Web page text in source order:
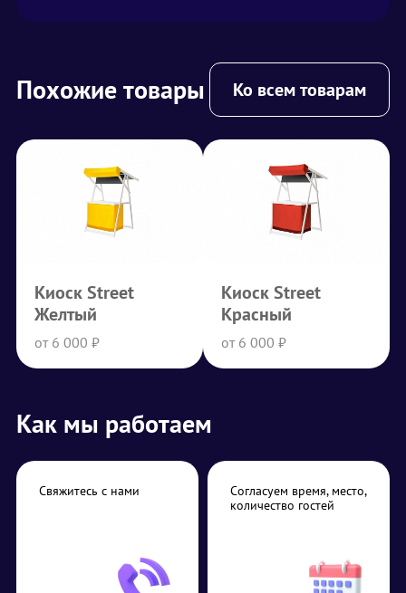
Похожие товары Ко всем товарам
Киоск Street
Желтый
от 6 000 ₽
Киоск Street
Красный
от 6 000 ₽
Как мы работаем
Свяжитесь с нами
Согласуем время, место,
количество гостей